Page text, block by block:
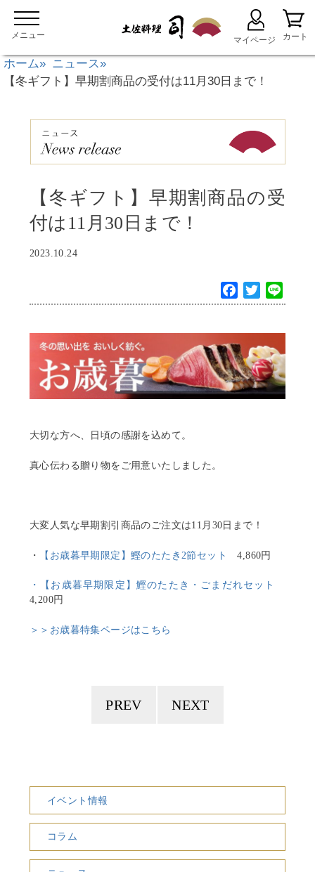
ホーム
ニュース
【冬ギフト】早期割商品の受付は11月30日まで！
【冬ギフト】早期割商品の受
付は11月30日まで！
2023.10.24
a
b
o
o
w
t
e
r
i
大切な方へ、日頃の感謝を込めて。
真心伝わる贈り物をご用意いたしました。
大変人気な早期割引商品のご注文は11月30日まで！
・ 【お歳暮早期限定】鰹のたたき2節セット 4,860円
・【お歳暮早期限定】鰹のたたき・ごまだれセット
4,200円
＞＞お歳暮特集ページはこちら
PREV NEXT
イベント情報
コラム